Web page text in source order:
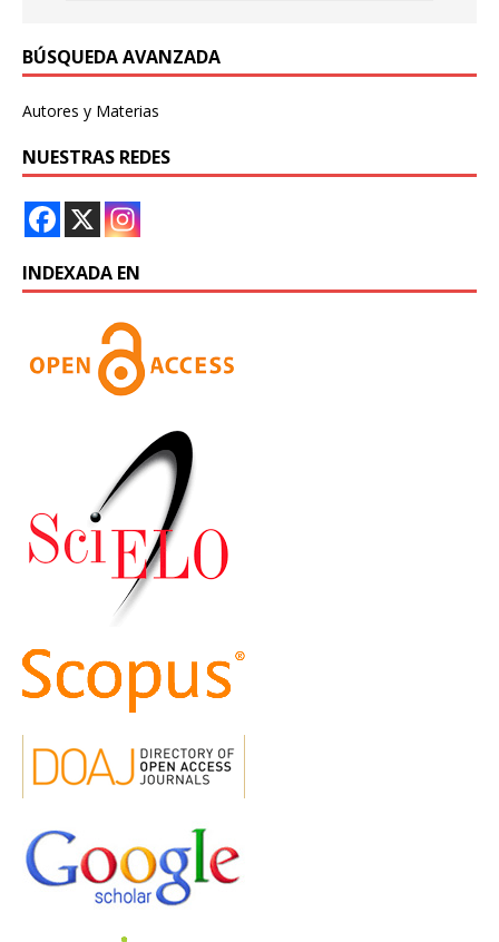
BÚSQUEDA AVANZADA
Autores y Materias
NUESTRAS REDES
INDEXADA EN